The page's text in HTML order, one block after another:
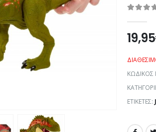
19,95
ΚΩΔΙΚΌΣ
ΕΤΙΚΈΤΕΣ: